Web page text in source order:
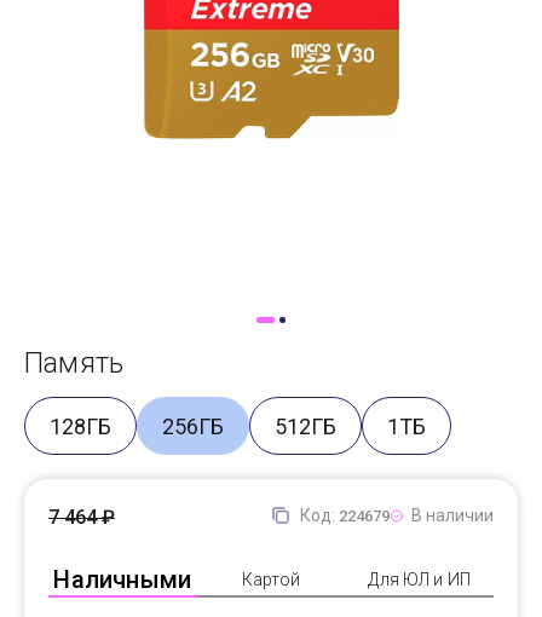
Доставка
Память
128ГБ 256ГБ 512ГБ 1ТБ
Код: 224679 В наличии
Наличными Картой Для ЮЛ и ИП
7 464 ₽